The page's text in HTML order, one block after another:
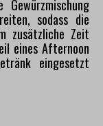
sodass die
zusätzliche Zeit
eines Afternoon
eingesetzt